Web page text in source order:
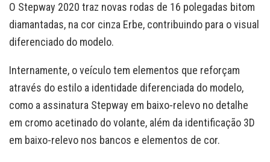
O Stepway 2020 traz novas rodas de 16 polegadas bitom
diamantadas, na cor cinza Erbe, contribuindo para o visual
diferenciado do modelo.
Internamente, o veículo tem elementos que reforçam
através do estilo a identidade diferenciada do modelo,
como a assinatura Stepway em baixo-relevo no detalhe
em cromo acetinado do volante, além da identificação 3D
em baixo-relevo nos bancos e elementos de cor.